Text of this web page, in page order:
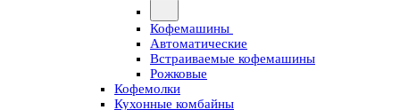
Кофемашины
Автоматические
Встраиваемые кофемашины
Рожковые
Кофемолки
Кухонные комбайны